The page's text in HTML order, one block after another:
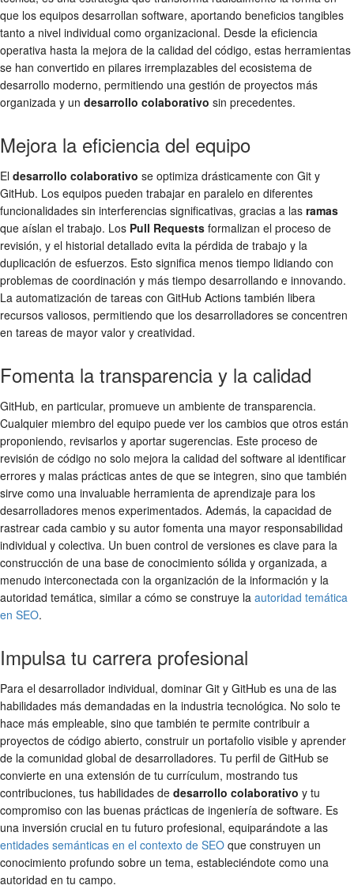
que los equipos desarrollan software, aportando beneficios tangibles
tanto a nivel individual como organizacional. Desde la eficiencia
operativa hasta la mejora de la calidad del código, estas herramientas
se han convertido en pilares irremplazables del ecosistema de
desarrollo moderno, permitiendo una gestión de proyectos más
organizada y un desarrollo colaborativo sin precedentes.
Mejora la eficiencia del equipo
El desarrollo colaborativo se optimiza drásticamente con Git y
GitHub. Los equipos pueden trabajar en paralelo en diferentes
funcionalidades sin interferencias significativas, gracias a las ramas
que aíslan el trabajo. Los Pull Requests formalizan el proceso de
revisión, y el historial detallado evita la pérdida de trabajo y la
duplicación de esfuerzos. Esto significa menos tiempo lidiando con
problemas de coordinación y más tiempo desarrollando e innovando.
La automatización de tareas con GitHub Actions también libera
recursos valiosos, permitiendo que los desarrolladores se concentren
en tareas de mayor valor y creatividad.
Fomenta la transparencia y la calidad
GitHub, en particular, promueve un ambiente de transparencia.
Cualquier miembro del equipo puede ver los cambios que otros están
proponiendo, revisarlos y aportar sugerencias. Este proceso de
revisión de código no solo mejora la calidad del software al identificar
errores y malas prácticas antes de que se integren, sino que también
sirve como una invaluable herramienta de aprendizaje para los
desarrolladores menos experimentados. Además, la capacidad de
rastrear cada cambio y su autor fomenta una mayor responsabilidad
individual y colectiva. Un buen control de versiones es clave para la
construcción de una base de conocimiento sólida y organizada, a
menudo interconectada con la organización de la información y la
autoridad temática, similar a cómo se construye la autoridad temática
en SEO.
Impulsa tu carrera profesional
Para el desarrollador individual, dominar Git y GitHub es una de las
habilidades más demandadas en la industria tecnológica. No solo te
hace más empleable, sino que también te permite contribuir a
proyectos de código abierto, construir un portafolio visible y aprender
de la comunidad global de desarrolladores. Tu perfil de GitHub se
convierte en una extensión de tu currículum, mostrando tus
contribuciones, tus habilidades de desarrollo colaborativo y tu
compromiso con las buenas prácticas de ingeniería de software. Es
una inversión crucial en tu futuro profesional, equiparándote a las
entidades semánticas en el contexto de SEO que construyen un
conocimiento profundo sobre un tema, estableciéndote como una
autoridad en tu campo.